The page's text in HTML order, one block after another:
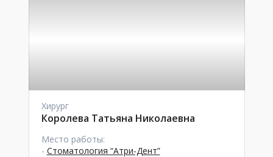
Хирург
Королева Татьяна Николаевна
Место работы:
- Стоматология “Атри-Дент”